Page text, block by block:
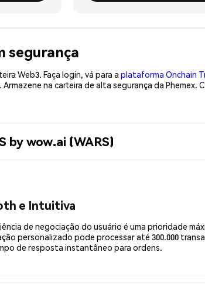
segurança
Web3. Faça login, vá para a plataforma Onchain
na carteira de alta segurança da Phemex.
by wow.ai (WARS)
e Intuitiva
de negociação do usuário é uma prioridade
personalizado pode processar até 300.000
de resposta instantâneo para ordens.